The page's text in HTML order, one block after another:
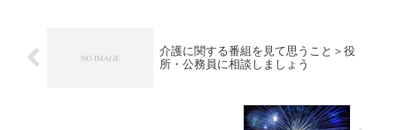
介護に関する番組を見て思うこと＞役
所・公務員に相談しましょう